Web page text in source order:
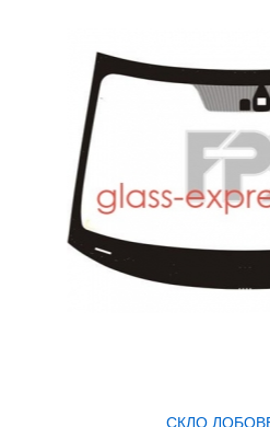
СКЛО